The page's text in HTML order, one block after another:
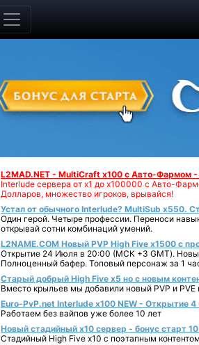
L2MAD.NET - MultiCraft x100 с Авто-Фармом
Interlude сервера от х1 до х100000 с Авто-
Долларов, множество игроков, врывайся!
Устал от обычного Interlude? MultiSub x550.
Один герой. Четыре профессии. Переноси
открывай сотни комбинаций умений.
L2NAME.COM Новый PVP High Five x1500 с
Открытие 24 Июля в 20:00 (МСК +3 GMT).
Полноценный бафер. Топовый персонаж за 1
Старый добрый High Five x5 но с новым
Вместо крыльев мы добавили новый PVP и PVE
Euro-PvP.net Interlude х100 NEW - Открытие 4
Работаем без вайпов уже более 10 лет
Новый стадийный х10 сервер - бонус старт
Стадийный High Five x10 с поэтапным